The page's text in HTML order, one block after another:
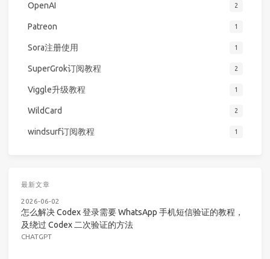
OpenAI 2
Patreon 1
Sora注册使用 1
SuperGrok订阅教程 2
Viggle升级教程 1
WildCard 2
windsurf订阅教程 1
最新文章
2026-06-02
怎么解决 Codex 登录需要 WhatsApp 手机短信验证的教程，
及绕过 Codex 二次验证的方法
CHATGPT